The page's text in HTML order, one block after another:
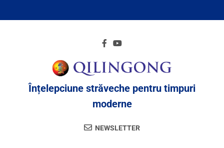
Înțelepciune străveche pentru timpuri
moderne
NEWSLETTER